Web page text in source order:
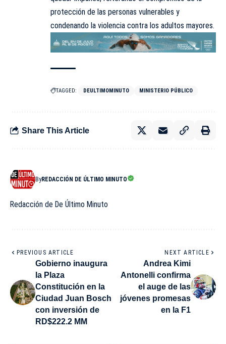
protección de las personas vulnerables y
condenando la violencia contra los adultos mayores.
TAGGED: DEULTIMOMINUTO MINISTERIO PÚBLICO
Share This Article
ByREDACCIÓN DE ÚLTIMO MINUTO
Redacción de De Último Minuto
PREVIOUS ARTICLE
Gobierno inaugura
la Plaza
Constitución en la
Ciudad Juan Bosch
con inversión de
RD$222.2 MM
NEXT ARTICLE
Andrea Kimi
Antonelli confirma
el auge de las
jóvenes promesas
en la F1